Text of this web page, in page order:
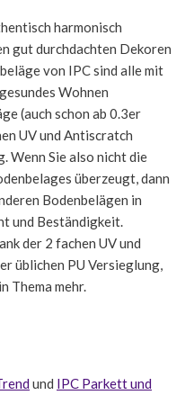
harmonisch
gut durchdachten Dekoren
von IPC sind alle mit
Wohnen
(auch schon ab 0.3er
UV und Antiscratch
Wenn Sie also nicht die
überzeugt, dann
Bodenbelägen in
und Beständigkeit.
der 2 fachen UV und
üblichen PU Versieglung,
Thema mehr.
und IPC Parkett und